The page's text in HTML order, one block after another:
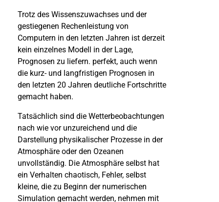
Trotz des Wissenszuwachses und der
gestiegenen Rechenleistung von
Computern in den letzten Jahren ist derzeit
kein einzelnes Modell in der Lage,
Prognosen zu liefern. perfekt, auch wenn
die kurz- und langfristigen Prognosen in
den letzten 20 Jahren deutliche Fortschritte
gemacht haben.
Tatsächlich sind die Wetterbeobachtungen
nach wie vor unzureichend und die
Darstellung physikalischer Prozesse in der
Atmosphäre oder den Ozeanen
unvollständig. Die Atmosphäre selbst hat
ein Verhalten chaotisch, Fehler, selbst
kleine, die zu Beginn der numerischen
Simulation gemacht werden, nehmen mit